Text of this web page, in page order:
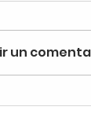
un